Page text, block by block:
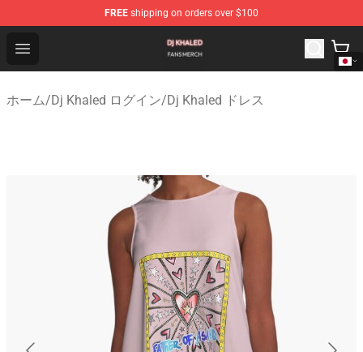
FREE shipping on orders over $100
Open menu
Dj Khaled Shop - Official Dj Khaled Merchandise Store
ホーム/Dj Khaled ログイン/Dj Khaled ドレス